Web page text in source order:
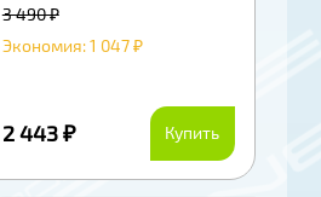
3 490 ₽
Экономия: 1 047 ₽
2 443 ₽ Купить